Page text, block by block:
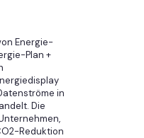
Energie-
Plan +
in
Die
Reduktion